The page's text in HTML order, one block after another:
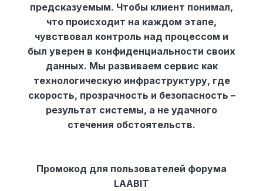
предсказуемым. Чтобы клиент понимал,
что происходит на каждом этапе,
чувствовал контроль над процессом и
был уверен в конфиденциальности своих
данных. Мы развиваем сервис как
технологическую инфраструктуру, где
скорость, прозрачность и безопасность –
результат системы, а не удачного
стечения обстоятельств.
Промокод для пользователей форума
LAABIT